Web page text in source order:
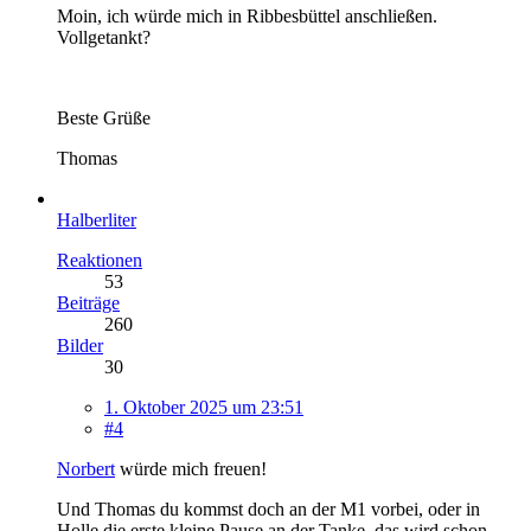
Moin, ich würde mich in Ribbesbüttel anschließen.
Vollgetankt?
Beste Grüße
Thomas
Halberliter
Reaktionen
53
Beiträge
260
Bilder
30
1. Oktober 2025 um 23:51
#4
Norbert würde mich freuen!
Und Thomas du kommst doch an der M1 vorbei, oder in